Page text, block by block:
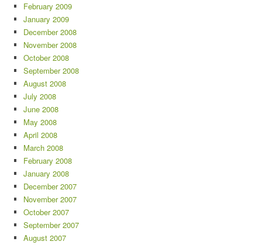
February 2009
January 2009
December 2008
November 2008
October 2008
September 2008
August 2008
July 2008
June 2008
May 2008
April 2008
March 2008
February 2008
January 2008
December 2007
November 2007
October 2007
September 2007
August 2007